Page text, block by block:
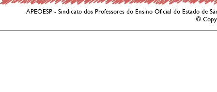
APEOESP - Sindicato dos Professores do Ensino Oficial do Estado de
©